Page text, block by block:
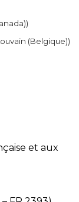
(Belgique))
et aux